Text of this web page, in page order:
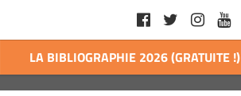
LA BIBLIOGRAPHIE 2026 (GRATUITE !)